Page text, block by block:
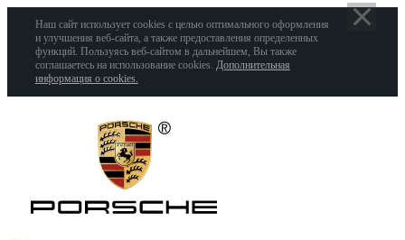
Наш сайт использует cookies с целью оптимального оформления
и улучшения веб-сайта, а также предоставления определенных
функций. Пользуясь веб-сайтом в дальнейшем, Вы также
соглашаетесь на использование cookies. Дополнительная
информация о cookies.